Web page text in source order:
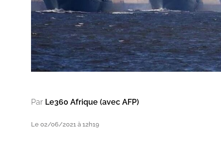
Par Le360 Afrique (avec AFP)
Le 02/06/2021 à 12h19